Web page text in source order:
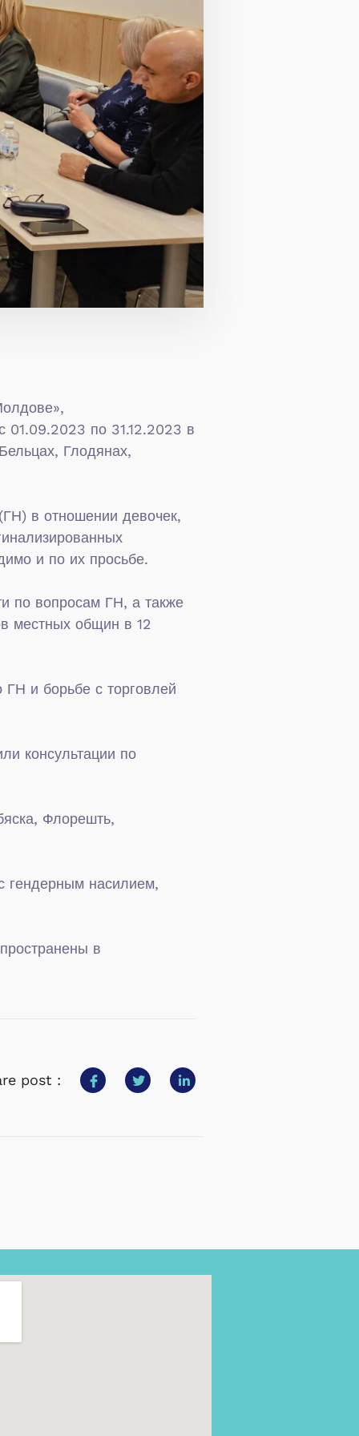
01.09.2023 по 31.12.2023 в
Глодянах,
в отношении девочек,
и по их просьбе.
по вопросам ГН, а также
местных общин в 12
и борьбе с торговлей
консультации по
Флорешть,
гендерным насилием,
в
post :